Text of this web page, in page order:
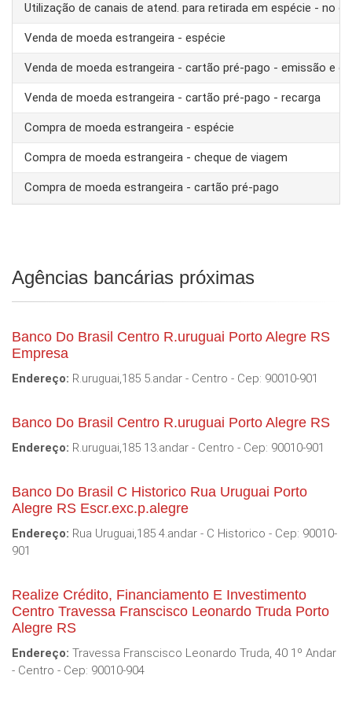
Utilização de canais de atend. para retirada em espécie - no
Venda de moeda estrangeira - espécie
Venda de moeda estrangeira - cartão pré-pago - emissão e
Venda de moeda estrangeira - cartão pré-pago - recarga
Compra de moeda estrangeira - espécie
Compra de moeda estrangeira - cheque de viagem
Compra de moeda estrangeira - cartão pré-pago
Agências bancárias próximas
Banco Do Brasil Centro R.uruguai Porto Alegre RS
Empresa
Endereço: R.uruguai,185 5.andar - Centro - Cep: 90010-901
Banco Do Brasil Centro R.uruguai Porto Alegre RS
Endereço: R.uruguai,185 13.andar - Centro - Cep: 90010-901
Banco Do Brasil C Historico Rua Uruguai Porto
Alegre RS Escr.exc.p.alegre
Endereço: Rua Uruguai,185 4.andar - C Historico - Cep: 90010-
901
Realize Crédito, Financiamento E Investimento
Centro Travessa Franscisco Leonardo Truda Porto
Alegre RS
Endereço: Travessa Franscisco Leonardo Truda, 40 1º Andar
- Centro - Cep: 90010-904